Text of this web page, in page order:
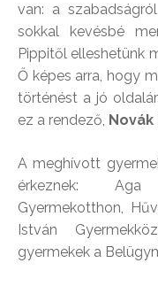
van: a
sokkal kevésbé
Pippitől elleshetünk
Ő képes arra, hogy
történést a jó
ez a rendező,
A meghívott
érkeznek: Aga
Gyermekotthon,
István
gyermekek a